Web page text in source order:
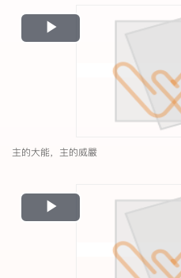
Play
Video
主的大能，主的威嚴
Play
Video